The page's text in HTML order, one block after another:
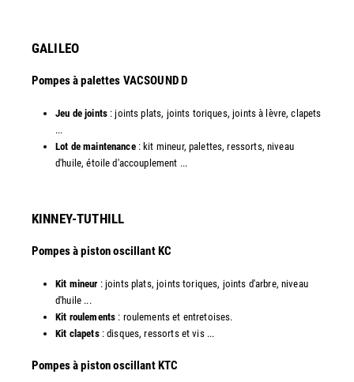
GALILEO
Pompes à palettes VACSOUND D
Jeu de joints : joints plats, joints toriques, joints à lèvre, clapets
...
Lot de maintenance: kit mineur, palettes, ressorts, niveau
d'huile, étoile d'accouplement ...​​
KINNEY-TUTHILL
Pompes à piston oscillant KC
Kit mineur : joints plats, joints toriques, joints d'arbre, niveau
d'huile ...
Kit roulements : roulements et entretoises.
Kit clapets: disques, ressorts et vis ...
​Pompes à piston oscillant KTC